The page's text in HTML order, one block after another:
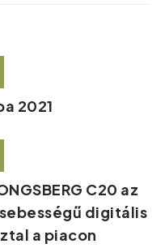
2021
C20 az
digitális
a piacon